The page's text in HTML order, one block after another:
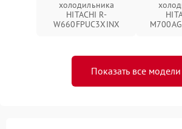
холодильника
HITACHI R-
W660FPUC3XINX
Показать все модели